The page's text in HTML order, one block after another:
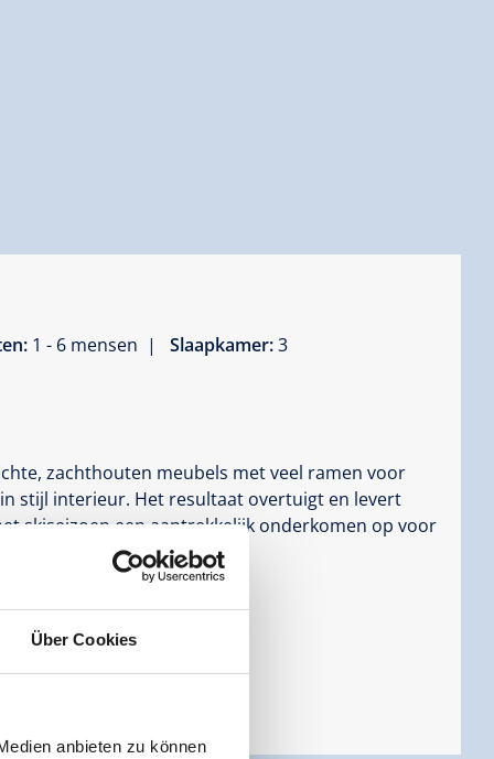
Über Cookies
anbieten zu können
1 - 6 mensen | Slaapkamer:3
zachthouten meubels met veel ramen voor
stijl interieur. Het resultaat overtuigt en levert
skiseizoen een aantrekkelijk onderkomen op voor